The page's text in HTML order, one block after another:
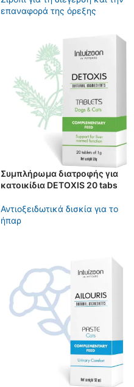
επαναφορά της όρεξης
Συμπλήρωμα διατροφής για
κατοικίδια DETOXIS 20 tabs
Αντιοξειδωτικά δισκία για το
ήπαρ